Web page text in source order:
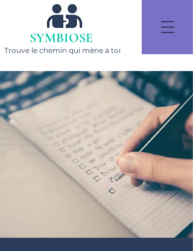
SYMBIOSE
Trouve le chemin qui mène à toi